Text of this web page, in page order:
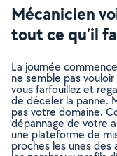
Mécanicien
tout ce qu’il
La journée
ne semble pas
vous farfouillez et
de déceler la panne.
pas votre domaine.
dépannage de votre
une plateforme de
proches les unes